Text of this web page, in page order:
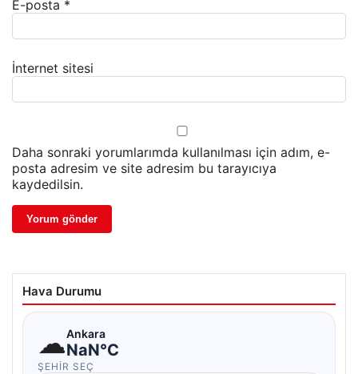
E-posta *
İnternet sitesi
Daha sonraki yorumlarımda kullanılması için adım, e-
posta adresim ve site adresim bu tarayıcıya
kaydedilsin.
Hava Durumu
☁Ankara
NaN°C
ŞEHIR SEÇ